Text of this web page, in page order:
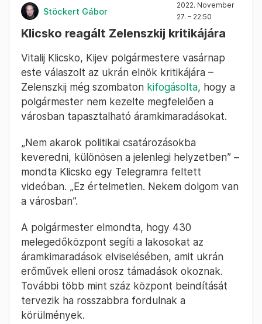
Stöckert Gábor
2022. November
27. – 22:50
Klicsko reagált Zelenszkij kritikájára
Vitalij Klicsko, Kijev polgármestere vasárnap
este válaszolt az ukrán elnök kritikájára –
Zelenszkij még szombaton kifogásolta, hogy a
polgármester nem kezelte megfelelően a
városban tapasztalható áramkimaradásokat.
„Nem akarok politikai csatározásokba
keveredni, különösen a jelenlegi helyzetben” –
mondta Klicsko egy Telegramra feltett
videóban. „Ez értelmetlen. Nekem dolgom van
a városban”.
A polgármester elmondta, hogy 430
melegedőközpont segíti a lakosokat az
áramkimaradások elviselésében, amit ukrán
erőművek elleni orosz támadások okoznak.
További több mint száz központ beindítását
tervezik ha rosszabbra fordulnak a
körülmények.